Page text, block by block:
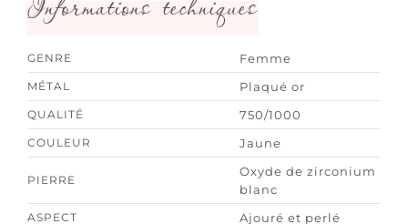
GENRE Femme
MÉTAL Plaqué or
QUALITÉ 750/1000
COULEUR Jaune
PIERRE
Oxyde de zirconium
blanc
ASPECT Ajouré et perlé